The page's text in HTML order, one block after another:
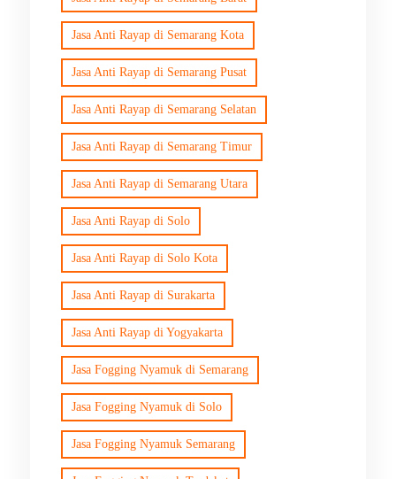
Jasa Anti Rayap di Semarang Kota
Jasa Anti Rayap di Semarang Pusat
Jasa Anti Rayap di Semarang Selatan
Jasa Anti Rayap di Semarang Timur
Jasa Anti Rayap di Semarang Utara
Jasa Anti Rayap di Solo
Jasa Anti Rayap di Solo Kota
Jasa Anti Rayap di Surakarta
Jasa Anti Rayap di Yogyakarta
Jasa Fogging Nyamuk di Semarang
Jasa Fogging Nyamuk di Solo
Jasa Fogging Nyamuk Semarang